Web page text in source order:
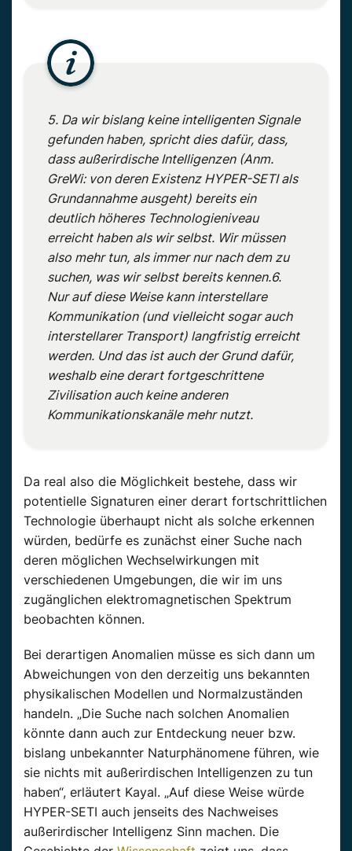
5. Da wir bislang keine intelligenten Signale
gefunden haben, spricht dies dafür, dass,
dass außerirdische Intelligenzen (Anm.
GreWi: von deren Existenz HYPER-SETI als
Grundannahme ausgeht) bereits ein
deutlich höheres Technologieniveau
erreicht haben als wir selbst. Wir müssen
also mehr tun, als immer nur nach dem zu
suchen, was wir selbst bereits kennen.6.
Nur auf diese Weise kann interstellare
Kommunikation (und vielleicht sogar auch
interstellarer Transport) langfristig erreicht
werden. Und das ist auch der Grund dafür,
weshalb eine derart fortgeschrittene
Zivilisation auch keine anderen
Kommunikationskanäle mehr nutzt.
Da real also die Möglichkeit bestehe, dass wir
potentielle Signaturen einer derart fortschrittlichen
Technologie überhaupt nicht als solche erkennen
würden, bedürfe es zunächst einer Suche nach
deren möglichen Wechselwirkungen mit
verschiedenen Umgebungen, die wir im uns
zugänglichen elektromagnetischen Spektrum
beobachten können.
Bei derartigen Anomalien müsse es sich dann um
Abweichungen von den derzeitig uns bekannten
physikalischen Modellen und Normalzuständen
handeln. „Die Suche nach solchen Anomalien
könnte dann auch zur Entdeckung neuer bzw.
bislang unbekannter Naturphänomene führen, wie
sie nichts mit außerirdischen Intelligenzen zu tun
haben“, erläutert Kayal. „Auf diese Weise würde
HYPER-SETI auch jenseits des Nachweises
außerirdischer Intelligenz Sinn machen. Die